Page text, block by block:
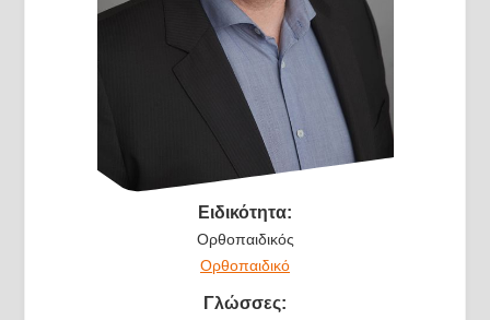
Ειδικότητα:
Ορθοπαιδικός
Ορθοπαιδικό
Γλώσσες: